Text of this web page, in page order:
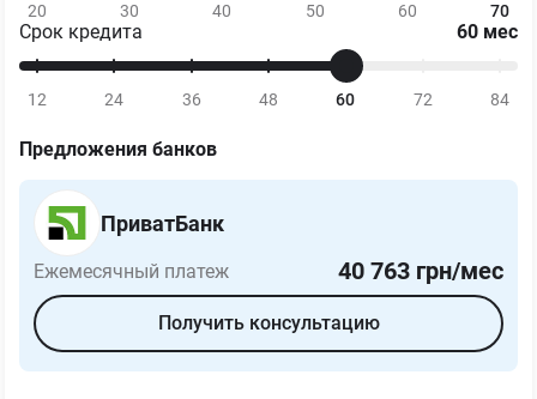
20 30 40 50 60 70
Срок кредита 60 мес
12 24 36 48 60 72 84
Предложения банков
ПриватБанк
Ежемесячный платеж 40 763 грн/мес
Получить консультацию